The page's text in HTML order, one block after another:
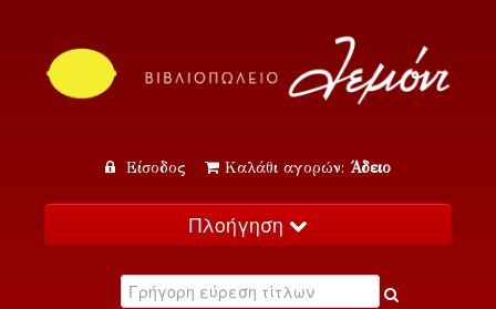
Είσοδος Καλάθι αγορών: Άδειο
Πλοήγηση